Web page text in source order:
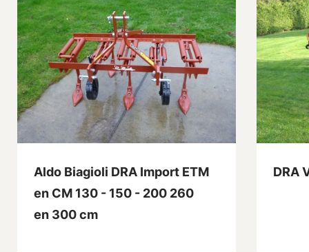
Aldo Biagioli DRA Import ETM
en CM 130 - 150 - 200 260
en 300 cm
DRA